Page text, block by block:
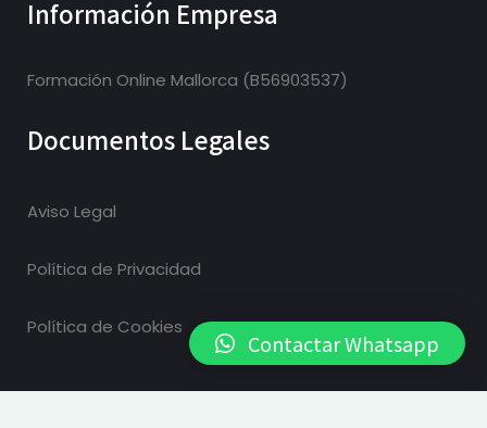
Información Empresa
Formación Online Mallorca (B56903537)
Documentos Legales
Aviso Legal
Política de Privacidad
Política de Cookies
Contactar Whatsapp